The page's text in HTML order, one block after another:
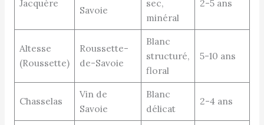
Jacquère
Savoie
sec,
minéral
2-5 ans
Altesse
(Roussette)
Roussette-
de-Savoie
Blanc
structuré,
floral
5-10 ans
Chasselas
Vin de
Savoie
Blanc
délicat
2-4 ans